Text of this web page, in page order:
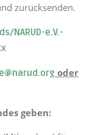
zurücksenden.
e.V.-
oder
geben: